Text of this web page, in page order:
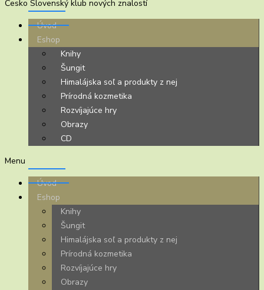
Česko Slovenský klub nových znalostí
Úvod
Eshop
Knihy
Šungit
Himalájska soľ a produkty z nej
Prírodná kozmetika
Rozvíjajúce hry
Obrazy
CD
Menu
Úvod
Eshop
Knihy
Šungit
Himalájska soľ a produkty z nej
Prírodná kozmetika
Rozvíjajúce hry
Obrazy